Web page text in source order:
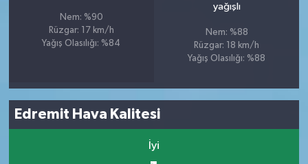
Nem: %90
Rüzgar: 17 km/h
Yağış Olasılığı: %84
yağışlı
Nem: %88
Rüzgar: 18 km/h
Yağış Olasılığı: %88
Edremit Hava Kalitesi
İyi